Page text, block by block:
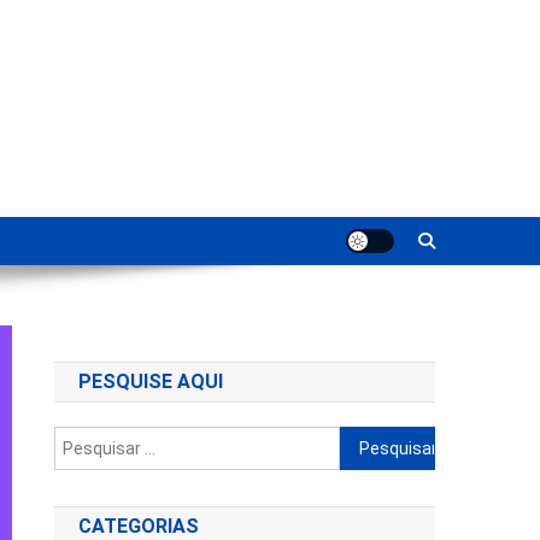
PESQUISE AQUI
Pesquisar
por:
CATEGORIAS